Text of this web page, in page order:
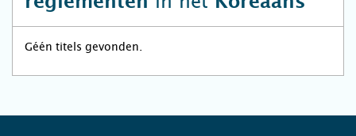
Géén titels gevonden.